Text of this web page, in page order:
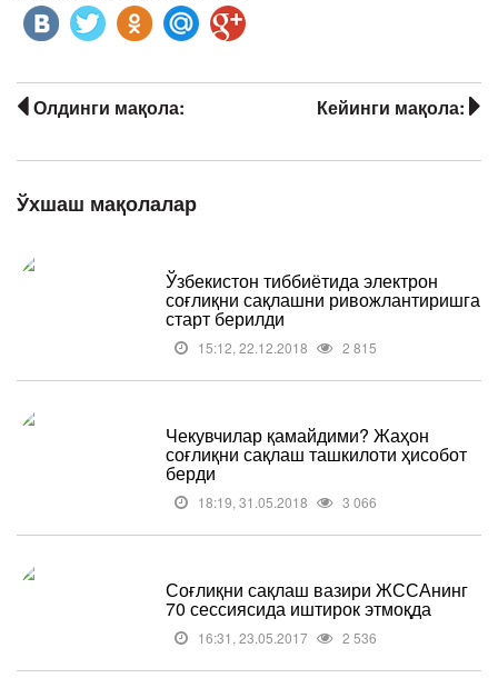
Кейинги мақола:
Олдинги мақола:
Ўхшаш мақолалар
Ўзбекистон тиббиётида электрон
соғлиқни сақлашни ривожлантиришга
старт берилди
15:12, 22.12.2018 2 815
Чекувчилар қамайдими? Жаҳон
соғлиқни сақлаш ташкилоти ҳисобот
берди
18:19, 31.05.2018 3 066
Соғлиқни сақлаш вазири ЖССАнинг
70 сессиясида иштирок этмоқда
16:31, 23.05.2017 2 536